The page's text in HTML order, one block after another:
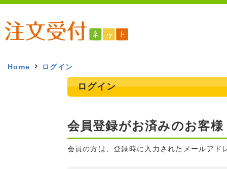
Home ログイン
ログイン
会員登録がお済みのお客様
会員の方は、登録時に入力されたメールア